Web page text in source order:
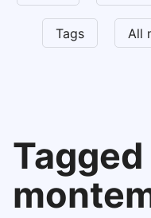
Tags All